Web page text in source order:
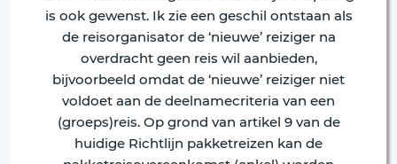
is ook gewenst. Ik zie een geschil ontstaan als
de reisorganisator de ‘nieuwe’ reiziger na
overdracht geen reis wil aanbieden,
bijvoorbeeld omdat de ‘nieuwe’ reiziger niet
voldoet aan de deelnamecriteria van een
(groeps)reis. Op grond van artikel 9 van de
huidige Richtlijn pakketreizen kan de